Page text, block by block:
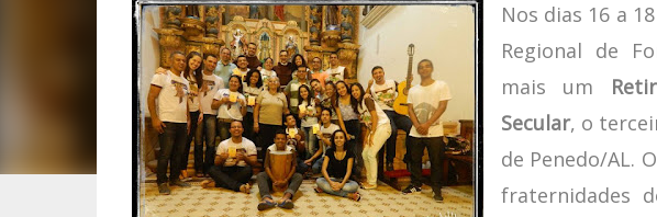
Nos dias 16 a
Regional de
mais um
Secular, o
de Penedo/AL.
fraternidades